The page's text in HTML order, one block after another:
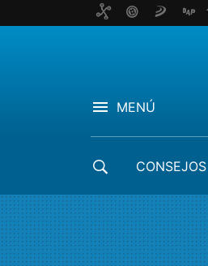
MENÚ
CONSEJOS